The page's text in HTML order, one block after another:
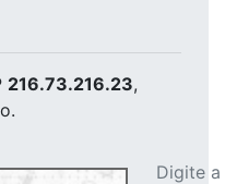
216.73.216.23,
Digite